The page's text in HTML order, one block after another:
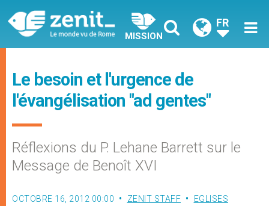
MISSION
FR
Le besoin et l'urgence de
l'évangélisation "ad gentes"
Réflexions du P. Lehane Barrett sur le
Message de Benoît XVI
OCTOBRE 16, 2012 00:00 ZENIT STAFF
EGLISES